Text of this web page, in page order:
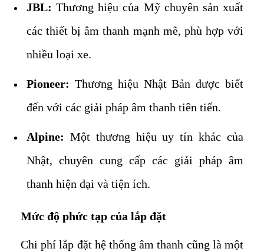
JBL: Thương hiệu của Mỹ chuyên sản xuất
các thiết bị âm thanh mạnh mẽ, phù hợp với
nhiều loại xe.
Pioneer: Thương hiệu Nhật Bản được biết
đến với các giải pháp âm thanh tiên tiến.
Alpine: Một thương hiệu uy tín khác của
Nhật, chuyên cung cấp các giải pháp âm
thanh hiện đại và tiện ích.
Mức độ phức tạp của lắp đặt
Chi phí lắp đặt hệ thống âm thanh cũng là một